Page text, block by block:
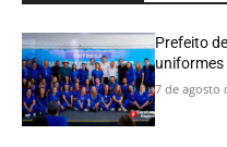
Prefeito
7 de agosto